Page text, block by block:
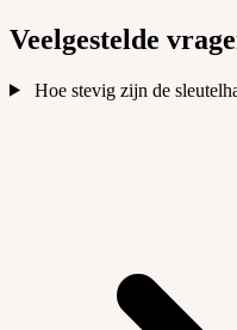
Veelgestelde
Hoe stevig zijn de